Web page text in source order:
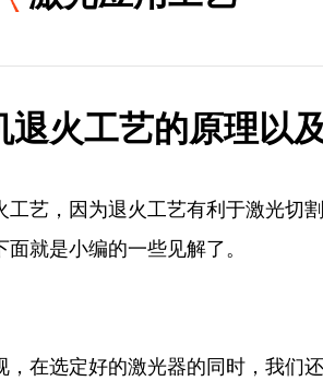
退火工艺的原理以
艺，因为退火工艺有利于激光切
就是小编的一些见解了。
在选定好的激光器的同时，我们